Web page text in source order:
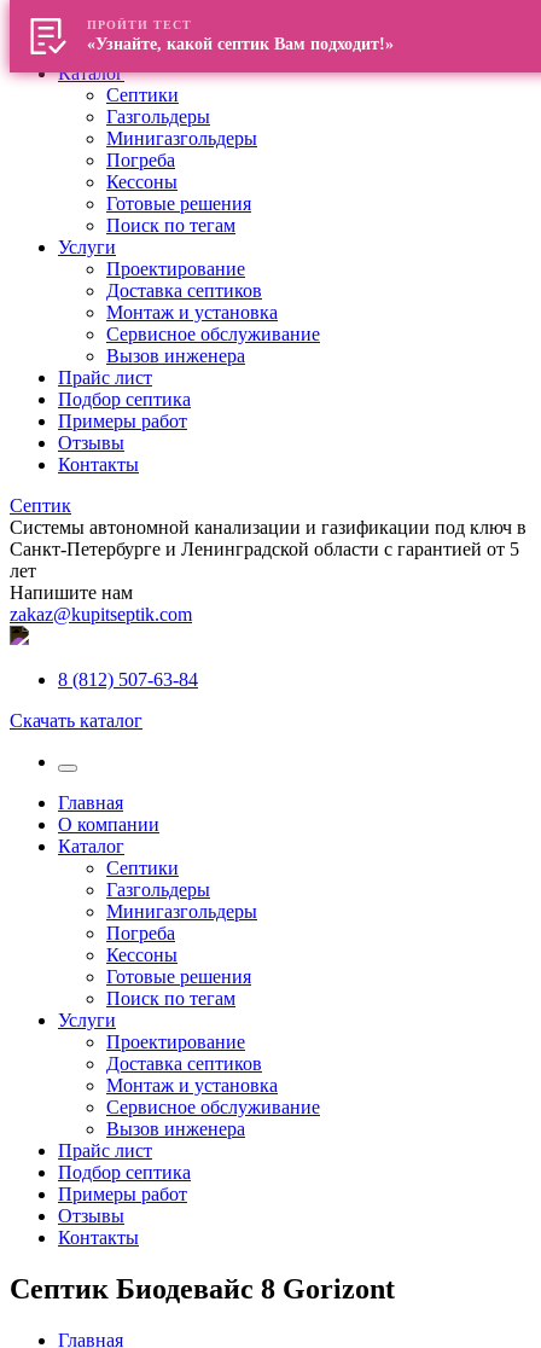
Главная
О компании
Каталог
Септики
Газгольдеры
Минигазгольдеры
Погреба
Кессоны
Готовые решения
Поиск по тегам
Услуги
Проектирование
Доставка септиков
Монтаж и установка
Сервисное обслуживание
Вызов инженера
Прайс лист
Подбор септика
Примеры работ
Отзывы
Контакты
Септик
Системы автономной канализации и газификации под ключ в
Санкт-Петербурге и Ленинградской области с гарантией от 5
лет
Напишите нам
zakaz@kupitseptik.com
8 (812) 507-63-84
Скачать каталог
Главная
О компании
Каталог
Септики
Газгольдеры
Минигазгольдеры
Погреба
Кессоны
Готовые решения
Поиск по тегам
Услуги
Проектирование
Доставка септиков
Монтаж и установка
Сервисное обслуживание
Вызов инженера
Прайс лист
Подбор септика
Примеры работ
Отзывы
Контакты
Септик Биодевайс 8 Gorizont
Главная
ПРОЙТИ ТЕСТ
«Узнайте, какой септик Вам подходит!»